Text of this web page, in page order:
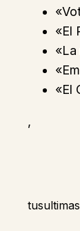
«El
«La
«El
,